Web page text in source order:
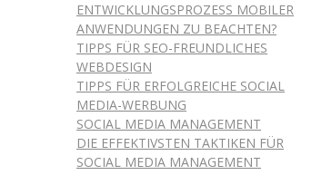
ENTWICKLUNGSPROZESS MOBILER
ANWENDUNGEN ZU BEACHTEN?
TIPPS FÜR SEO-FREUNDLICHES
WEBDESIGN
TIPPS FÜR ERFOLGREICHE SOCIAL
MEDIA-WERBUNG
SOCIAL MEDIA MANAGEMENT
DIE EFFEKTIVSTEN TAKTIKEN FÜR
SOCIAL MEDIA MANAGEMENT